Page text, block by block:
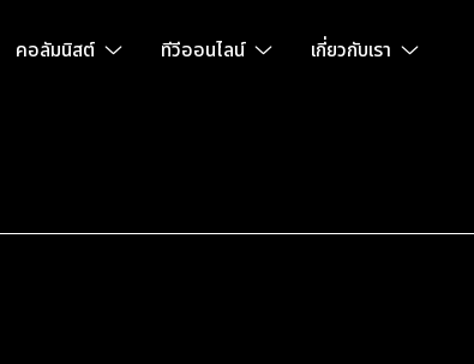
คอลัมนิสต์ ทีวีออนไลน์ เกี่ยวกับเรา